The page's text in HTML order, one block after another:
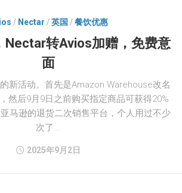
/ Nectar /英国 /餐饮优惠
Nectar转Avios加赠，免费意
面
新活动。首先是Amazon Warehouse改名
然后9月9日之前购买指定商品可获得20%
马逊的退货二次销售平台，个人用过不少
次了...
2025年9月2日